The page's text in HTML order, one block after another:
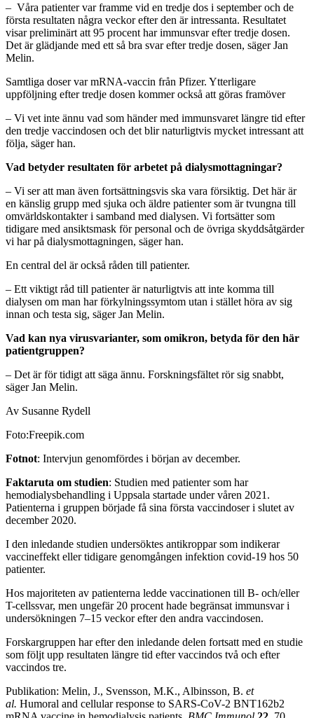
– Våra patienter var framme vid en tredje dos i september och de
första resultaten några veckor efter den är intressanta. Resultatet
visar preliminärt att 95 procent har immunsvar efter tredje dosen.
Det är glädjande med ett så bra svar efter tredje dosen, säger Jan
Melin.
Samtliga doser var mRNA-vaccin från Pfizer. Ytterligare
uppföljning efter tredje dosen kommer också att göras framöver
– Vi vet inte ännu vad som händer med immunsvaret längre tid efter
den tredje vaccindosen och det blir naturligtvis mycket intressant att
följa, säger han.
Vad betyder resultaten för arbetet på dialysmottagningar?
– Vi ser att man även fortsättningsvis ska vara försiktig. Det här är
en känslig grupp med sjuka och äldre patienter som är tvungna till
omvärldskontakter i samband med dialysen. Vi fortsätter som
tidigare med ansiktsmask för personal och de övriga skyddsåtgärder
vi har på dialysmottagningen, säger han.
En central del är också råden till patienter.
– Ett viktigt råd till patienter är naturligtvis att inte komma till
dialysen om man har förkylningssymtom utan i stället höra av sig
innan och testa sig, säger Jan Melin.
Vad kan nya virusvarianter, som omikron, betyda för den här
patientgruppen?
– Det är för tidigt att säga ännu. Forskningsfältet rör sig snabbt,
säger Jan Melin.
Av Susanne Rydell
Foto:Freepik.com
Fotnot: Intervjun genomfördes i början av december.
Faktaruta om studien: Studien med patienter som har
hemodialysbehandling i Uppsala startade under våren 2021.
Patienterna i gruppen började få sina första vaccindoser i slutet av
december 2020.
I den inledande studien undersöktes antikroppar som indikerar
vaccineffekt eller tidigare genomgången infektion covid-19 hos 50
patienter.
Hos majoriteten av patienterna ledde vaccinationen till B- och/eller
T-cellssvar, men ungefär 20 procent hade begränsat immunsvar i
undersökningen 7–15 veckor efter den andra vaccindosen.
Forskargruppen har efter den inledande delen fortsatt med en studie
som följt upp resultaten längre tid efter vaccindos två och efter
vaccindos tre.
Publikation: Melin, J., Svensson, M.K., Albinsson, B. et
al. Humoral and cellular response to SARS-CoV-2 BNT162b2